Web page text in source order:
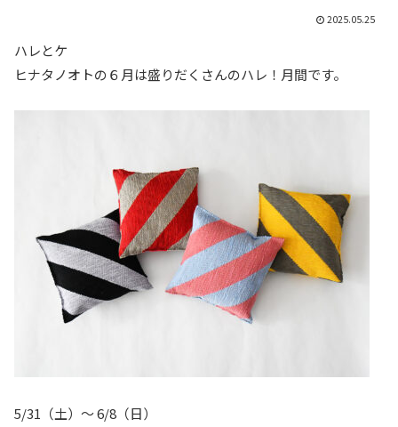
2025.05.25
ハレとケ
ヒナタノオトの６月は盛りだくさんのハレ！月間です。
5/31（土）〜 6/8（日）